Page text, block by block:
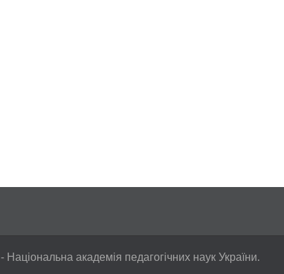
- Національна академія педагогічних наук України.